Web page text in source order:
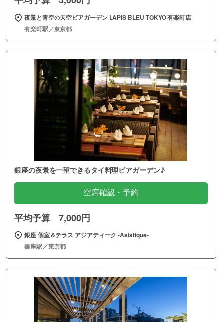
夜景と青空の天空ビアガーデン LAPIS BLEU TOKYO 有楽町店
有楽町駅／東京都
銀座の夜景を一望できるタイ料理ビアガーデン♪
空席確認・予約
平均予算 7,000円
銀座 個室＆テラス アジアティーク ‐Asiatique‐
銀座駅／東京都